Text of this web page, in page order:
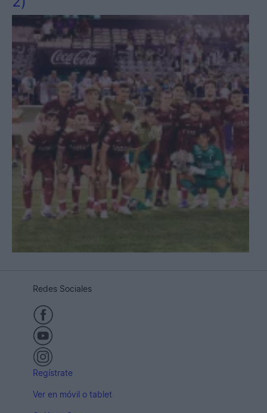
Redes Sociales
Regístrate
Ver en móvil o tablet